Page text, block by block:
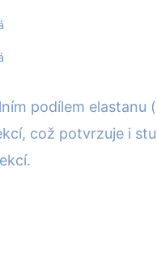
podílem elastanu
což potvrzuje i